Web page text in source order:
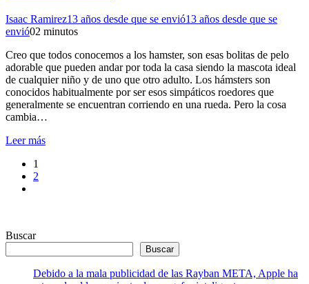
Isaac Ramirez13 años desde que se envió13 años desde que se
envió02 minutos
Creo que todos conocemos a los hamster, son esas bolitas de pelo
adorable que pueden andar por toda la casa siendo la mascota ideal
de cualquier niño y de uno que otro adulto. Los hámsters son
conocidos habitualmente por ser esos simpáticos roedores que
generalmente se encuentran corriendo en una rueda. Pero la cosa
cambia…
Leer más
1
2
Buscar
Buscar
Debido a la mala publicidad de las Rayban META, Apple ha